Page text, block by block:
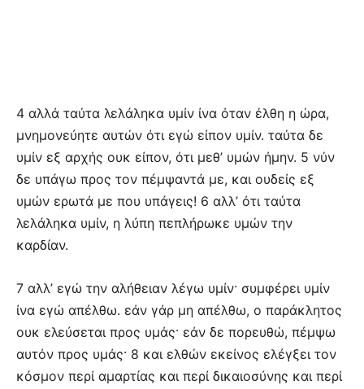
4 αλλά ταύτα λελάληκα υμίν ίνα όταν έλθη η ώρα,
μνημονεύητε αυτών ότι εγώ είπον υμίν. ταύτα δε
υμίν εξ αρχής ουκ είπον, ότι μεθ’ υμών ήμην. 5 νύν
δε υπάγω προς τον πέμψαντά με, και ουδείς εξ
υμών ερωτά με που υπάγεις! 6 αλλ’ ότι ταύτα
λελάληκα υμίν, η λύπη πεπλήρωκε υμών την
καρδίαν.
7 αλλ’ εγώ την αλήθειαν λέγω υμίν· συμφέρει υμίν
ίνα εγώ απέλθω. εάν γάρ μη απέλθω, ο παράκλητος
ουκ ελεύσεται προς υμάς· εάν δε πορευθώ, πέμψω
αυτόν προς υμάς· 8 και ελθών εκείνος ελέγξει τον
κόσμον περί αμαρτίας και περί δικαιοσύνης και περί